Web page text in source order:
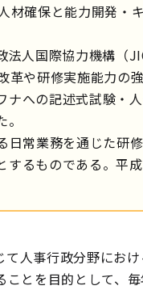
確保と能力開発・
人国際協力機構（
や研修実施能力の
への記述式試験・
常業務を通じた研修
るものである。平
人事行政分野におけ
とを目的として、